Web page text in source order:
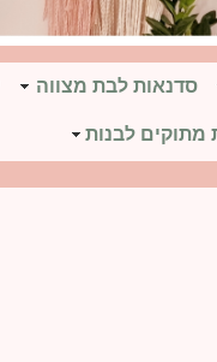
סדנאות לבת מצווה
מתוקים לבנות